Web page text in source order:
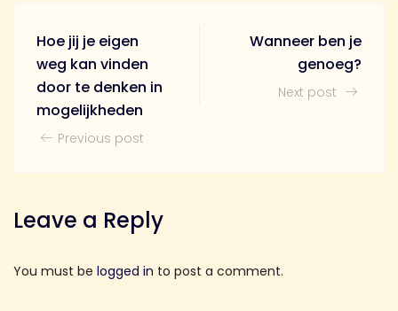
Hoe jij je eigen
weg kan vinden
door te denken in
mogelijkheden
Previous post
Wanneer ben je
genoeg?
Next post
Leave a Reply
You must be logged in to post a comment.